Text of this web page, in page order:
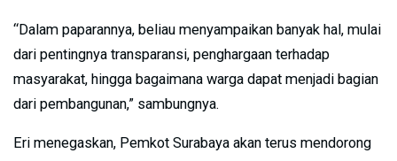
“Dalam paparannya, beliau menyampaikan banyak hal, mulai
dari pentingnya transparansi, penghargaan terhadap
masyarakat, hingga bagaimana warga dapat menjadi bagian
dari pembangunan,” sambungnya.
Eri menegaskan, Pemkot Surabaya akan terus mendorong